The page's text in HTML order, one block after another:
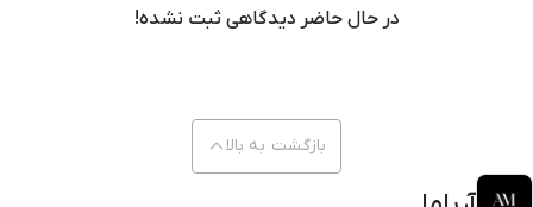
در حال حاضر دیدگاهی ثبت نشده!
بازگشت به بالا